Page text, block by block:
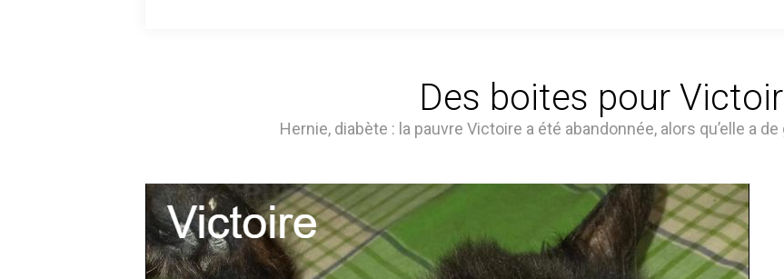
Des boites pour
Hernie, diabète : la pauvre Victoire a été abandonnée, alors qu’elle a